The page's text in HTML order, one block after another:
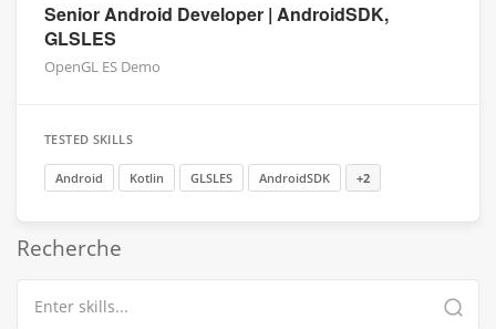
Senior Android Developer | AndroidSDK,
GLSLES
OpenGL ES Demo
TESTED SKILLS
Android Kotlin GLSLES AndroidSDK +2
Recherche